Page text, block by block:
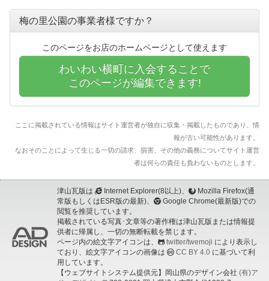
梅の里公園の事業者様ですか？
このページをお店のホームページとして使えます
わいわい横町に入会することで
このページが編集できます!
ここに掲載されている情報はサイト運営者が独自に収集・掲載したものであり、情
報が古い可能性があります。
なおそのことによって生じる一切の請求、損害、その他の義務についてサイト運営
者は何らの責任も負わないものとします。
津山瓦版は Internet Explorer(8以上)、
Mozilla Firefox(通
常版もしくはESR版の最新)、
Google Chrome(最新版)での
閲覧を推奨しています。
掲載されている写真･文章等の著作権は津山瓦版または情報提
供者に帰属し、一切の無断転載を禁じます。
ページ内の絵文字アイコンは、
twitter/twemoji により表示し
ており、絵文字アイコンの画像は
CC BY 4.0 に基づいて利
用しています。
【ウェブサイトシステム提供元】岡山県のデザイン会社 (有)ア